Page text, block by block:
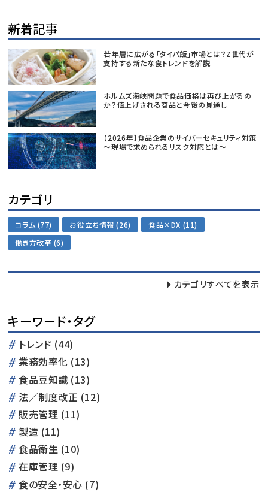
新着記事
若年層に広がる「タイパ飯」市場とは？Z世代が
支持する新たな食トレンドを解説
ホルムズ海峡問題で食品価格は再び上がるの
か？値上げされる商品と今後の見通し
【2026年】食品企業のサイバーセキュリティ対策
～現場で求められるリスク対応とは～
カテゴリ
コラム (77) お役立ち情報 (26)
食品×DX (11)
働き方改革 (6)
カテゴリすべてを表示
キーワード・タグ
トレンド (44)
業務効率化 (13)
食品豆知識 (13)
法／制度改正 (12)
販売管理 (11)
製造 (11)
食品衛生 (10)
在庫管理 (9)
食の安全・安心 (7)